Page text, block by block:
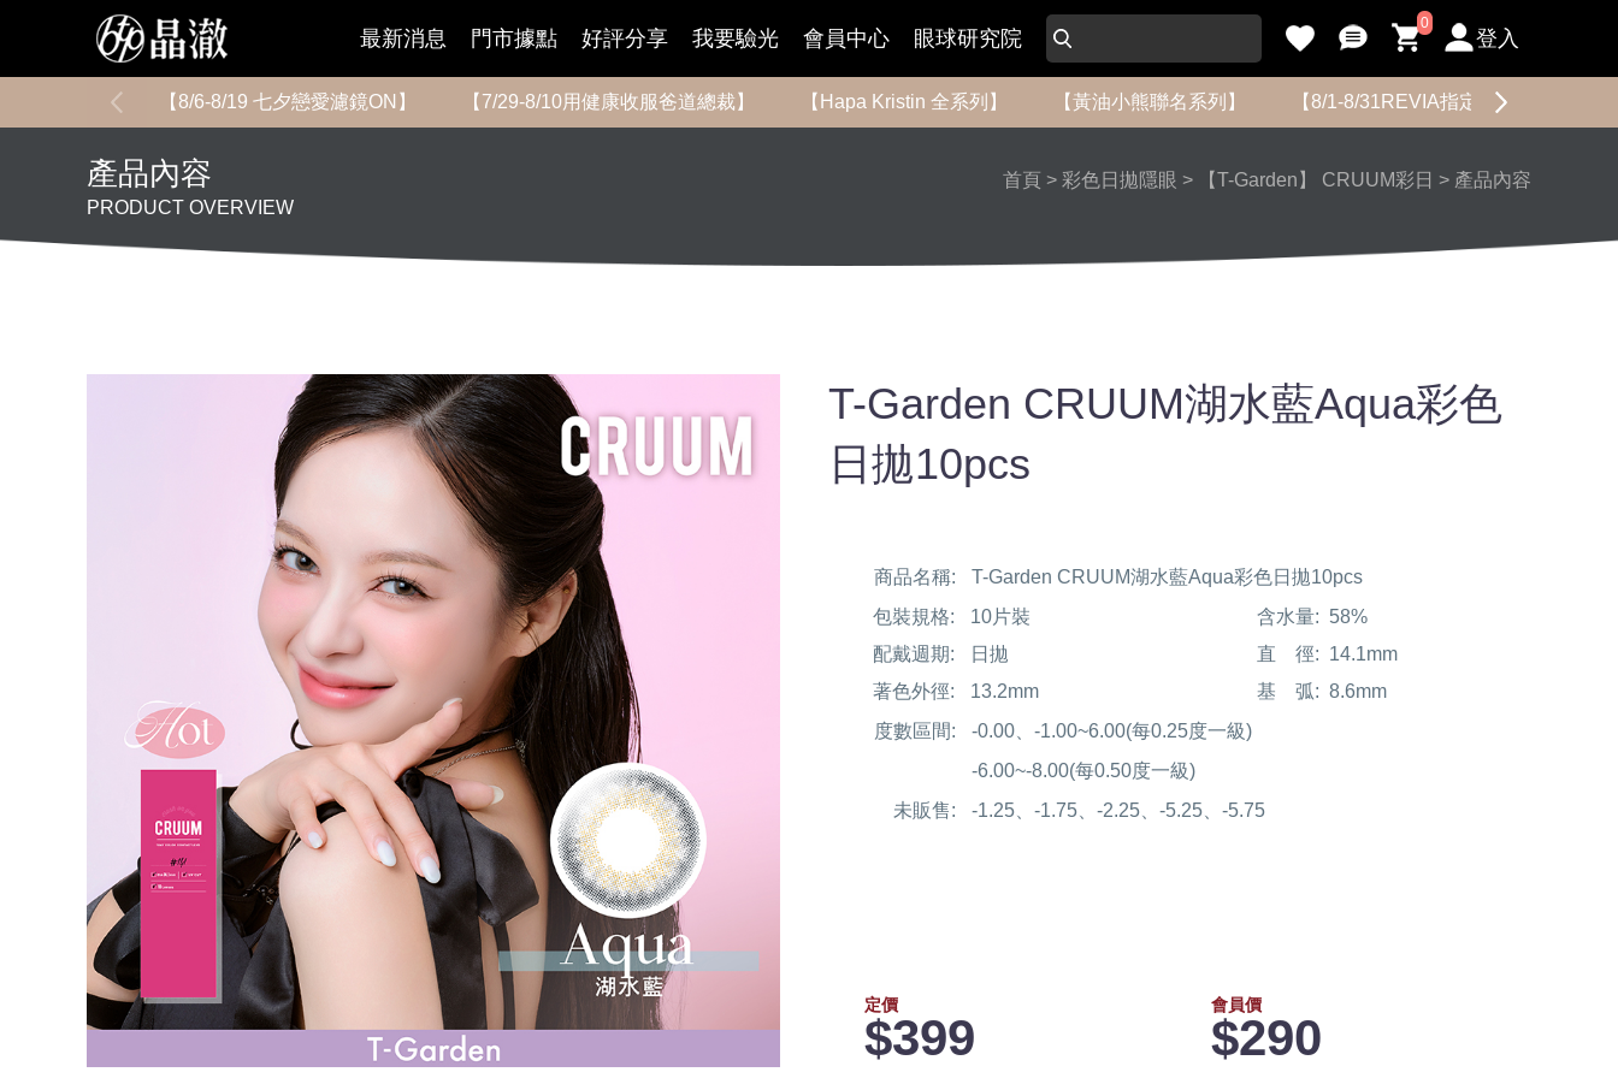
最新消息 門市據點 好評分享 我要驗光 會員中心 眼球研究院
0
登入
【8/6-8/19 七夕戀愛濾鏡ON】 【7/29-8/10用健康收服爸道總裁】 【Hapa Kristin 全系列】 【黃油小熊聯名系列】 【8/1-8/31REVIA指定花色限時促銷】
產品內容
PRODUCT OVERVIEW
首頁 > 彩色日拋隱眼 > 【T-Garden】 CRUUM彩日 > 產品內容
T-Garden CRUUM湖水藍Aqua彩色
日拋10pcs
商品名稱:
T-Garden CRUUM湖水藍Aqua彩色日拋10pcs
包裝規格:
10片裝 含水量: 58%
配戴週期:
日拋 直 徑: 14.1mm
著色外徑:
13.2mm 基 弧: 8.6mm
度數區間:
-0.00、-1.00~6.00(每0.25度一級)
-6.00~-8.00(每0.50度一級)
未販售:
-1.25、-1.75、-2.25、-5.25、-5.75
定價
$399
會員價
$290